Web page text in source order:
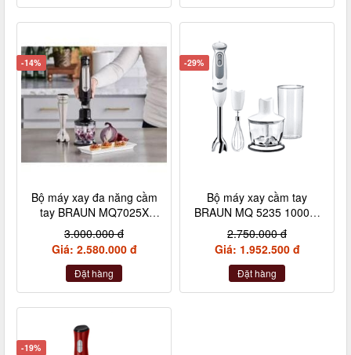
-14%
Bộ máy xay đa năng cầm
tay BRAUN MQ7025X
1000W màu đen
3.000.000 đ
Giá: 2.580.000 đ
Đặt hàng
-29%
Bộ máy xay cầm tay
BRAUN MQ 5235 1000W
4 chi tiết màu trắng
2.750.000 đ
Giá: 1.952.500 đ
Đặt hàng
-19%